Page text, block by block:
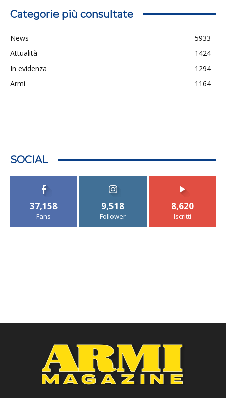
Categorie più consultate
News
5933
Attualità
1424
In evidenza
1294
Armi
1164
SOCIAL
37,158
Fans
9,518
Follower
8,620
Iscritti